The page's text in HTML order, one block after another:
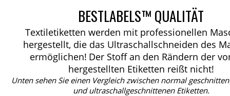
BESTLABELS™ QUALITÄT
Textiletiketten werden mit professionellen
hergestellt, die das Ultraschallschneiden des
ermöglichen! Der Stoff an den Rändern der
hergestellten Etiketten reißt nicht!
Unten sehen Sie einen Vergleich zwischen normal
und ultraschallgeschnittenen Etiketten.